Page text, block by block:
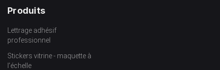
Produits
Lettrage adhésif
professionnel
Stickers vitrine - maquette à
l’échelle